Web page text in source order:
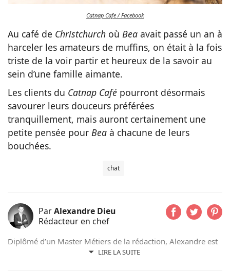
Catnap Cafe / Facebook
Au café de Christchurch où Bea avait passé un an à
harceler les amateurs de muffins, on était à la fois
triste de la voir partir et heureux de la savoir au
sein d’une famille aimante.
Les clients du Catnap Café pourront désormais
savourer leurs douceurs préférées
tranquillement, mais auront certainement une
petite pensée pour Bea à chacune de leurs
bouchées.
chat
ParAlexandre Dieu
Rédacteur en chef
LIRE LA SUITE
Diplômé d’un Master Métiers de la rédaction, Alexandre est
un amoureux des chiens depuis son plus jeune âge. Après